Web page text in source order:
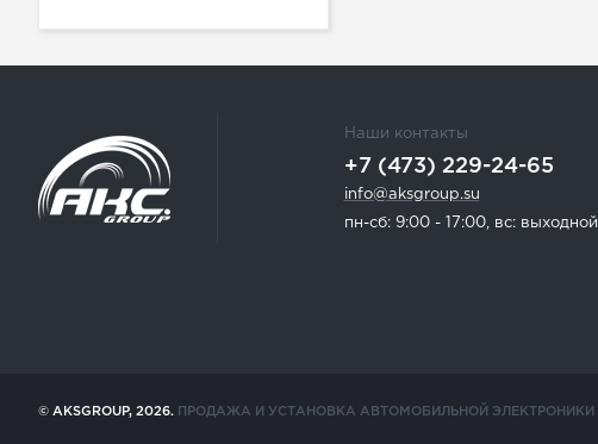
Наши контакты
+7 (473) 229-24-65
info@aksgroup.su
пн-сб: 9:00 - 17:00, вс: выходной
© AKSGROUP, 2026. ПРОДАЖА И УСТАНОВКА АВТОМОБИЛЬНОЙ ЭЛЕКТРОНИКИ